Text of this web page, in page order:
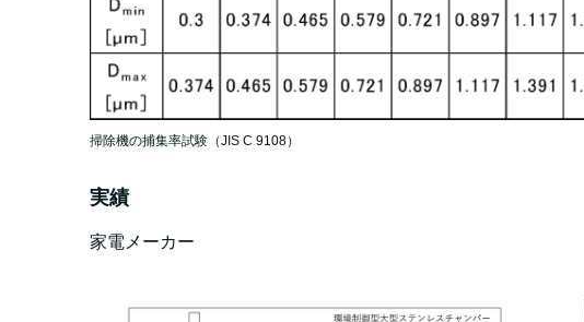
掃除機の捕集率試験（JIS C 9108）
実績
家電メーカー